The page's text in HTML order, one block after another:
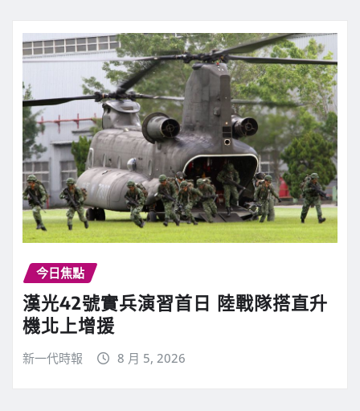
今日焦點
漢光42號實兵演習首日 陸戰隊搭直升
機北上增援
新一代時報 8 月 5, 2026